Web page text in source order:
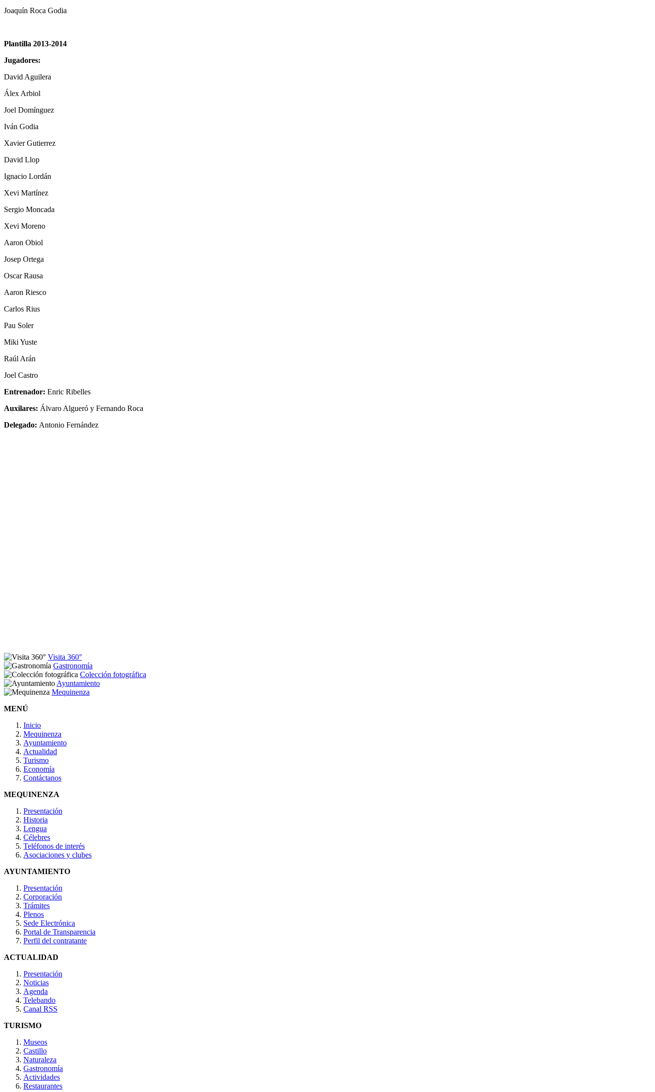
Joaquín Roca Godia
Plantilla 2013-2014
Jugadores:
David Aguilera
Álex Arbiol
Joel Domínguez
Iván Godia
Xavier Gutierrez
David Llop
Ignacio Lordán
Xevi Martínez
Sergio Moncada
Xevi Moreno
Aaron Obiol
Josep Ortega
Oscar Rausa
Aaron Riesco
Carlos Rius
Pau Soler
Miki Yuste
Raúl Arán
Joel Castro
Entrenador: Enric Ribelles
Auxilares: Álvaro Algueró y Fernando Roca
Delegado: Antonio Fernández
Visita 360°
Gastronomía
Colección fotográfica
Ayuntamiento
Mequinenza
MENÚ
Inicio
Mequinenza
Ayuntamiento
Actualidad
Turismo
Economía
Contáctanos
MEQUINENZA
Presentación
Historia
Lengua
Célebres
Teléfonos de interés
Asociaciones y clubes
AYUNTAMIENTO
Presentación
Corporación
Trámites
Plenos
Sede Electrónica
Portal de Transparencia
Perfil del contratante
ACTUALIDAD
Presentación
Noticias
Agenda
Telebando
Canal RSS
TURISMO
Museos
Castillo
Naturaleza
Gastronomía
Actividades
Restaurantes